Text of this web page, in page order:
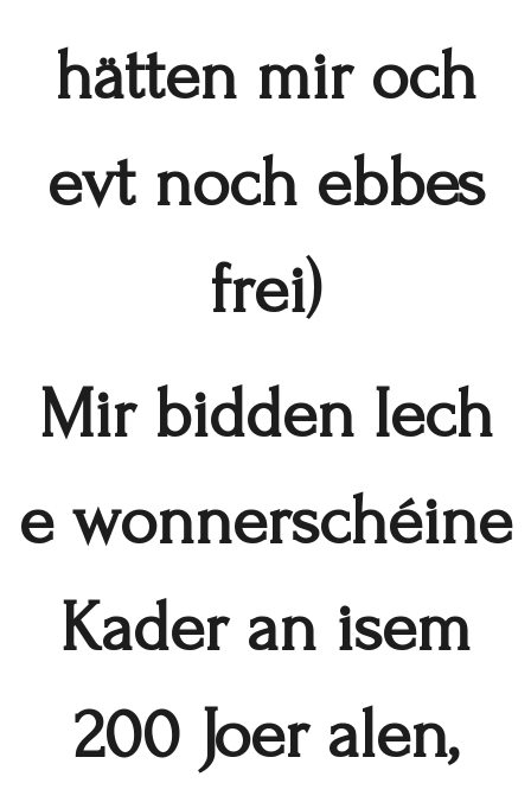
hätten mir och
evt noch ebbes
frei)
Mir bidden Iech
e wonnerschéine
Kader an isem
200 Joer alen,